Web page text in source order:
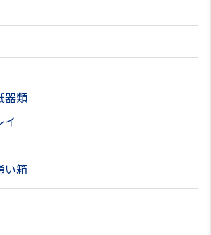
器類
イ
い箱